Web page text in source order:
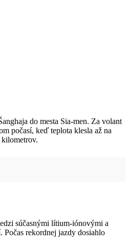
do mesta Sia-men. Za volant
počasí, keď teplota klesla až na
kilometrov.
súčasnými lítium-iónovými a
rekordnej jazdy dosiahlo